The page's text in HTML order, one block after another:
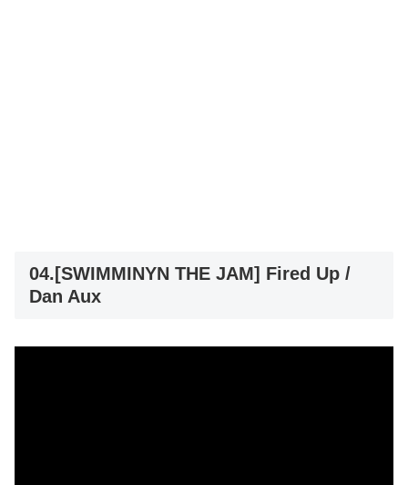
04.[SWIMMINYN THE JAM] Fired Up /
Dan Aux